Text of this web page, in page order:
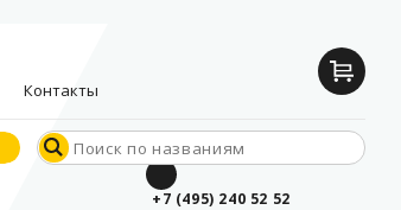
Контакты
+7 (495) 240 52 52